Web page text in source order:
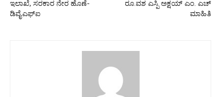
ಇಲಾಖೆ, ಸರಕಾರ ನೇರ ಹೊಣೆ-
ಡಿವೈಎಫ್ಐ
ರೂ.ವಶ ಎಸ್ಪಿ ಅಕ್ಷಯ್ ಎಂ. ಎಚ್
ಮಾಹಿತಿ